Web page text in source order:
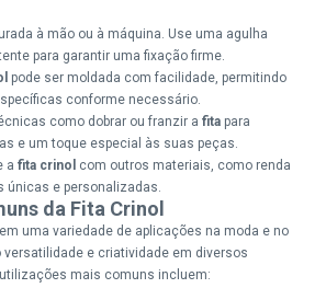
à mão ou à máquina. Use uma agulha
para garantir uma fixação firme.
pode ser moldada com facilidade, permitindo
conforme necessário.
como dobrar ou franzir afita para
e um toque especial às suas peças.
a fita crinol com outros materiais, como renda
únicas e personalizadas.
da Fita Crinol
uma variedade de aplicações na moda e no
versatilidade e criatividade em diversos
mais comuns incluem: